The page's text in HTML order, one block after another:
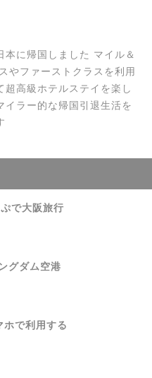
に帰国しました マイル＆
やファーストクラスを利用
超高級ホテルステイを楽し
ラー的な帰国引退生活を
で大阪旅行
グダム空港
ホで利用する